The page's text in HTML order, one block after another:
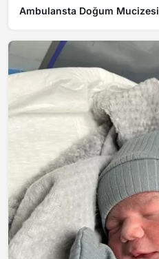
Ambulansta Doğum Mucizesi